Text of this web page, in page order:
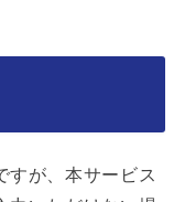
すが、本サービス